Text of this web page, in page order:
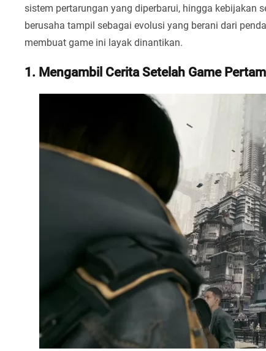
sistem pertarungan yang diperbarui, hingga kebijakan
berusaha tampil sebagai evolusi yang berani dari
membuat game ini layak dinantikan.
1. Mengambil Cerita Setelah Game